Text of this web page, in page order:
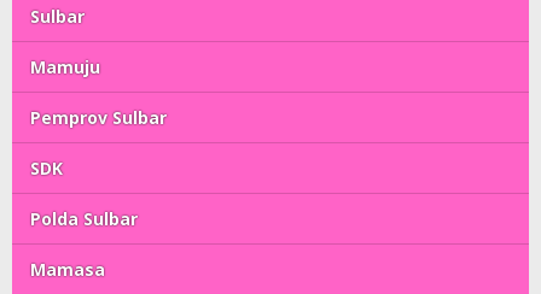
Sulbar
Mamuju
Pemprov Sulbar
SDK
Polda Sulbar
Mamasa